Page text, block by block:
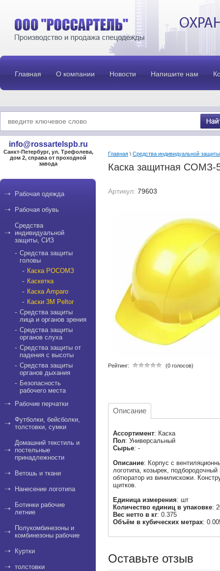
Главная О компании Новости Напишите нам
info@rossartelspb.ru
Санкт-Петербург, ул. Трефолева,
дом 2, справа от проходной
завода
Рабочая одежда
Рабочая обувь
Средства
индивидуальной
защиты, СИЗ
Средства защиты
головы
Каска РОСОМЗ
Каскетка
Каска Amparo
Каски 3М Peltor
Средства защиты
лица и органов зрения
Средства защиты
органов слуха
Средства защиты от
падения с высоты
Средства защиты
органов дыхания
Безопасность
рабочего места
Рабочие перчатки
Футболки, бейсболки,
толстовки, сумки
Домашний текстиль и
постельные
принадлежности
Ветошь и ткани
Нанесение логотипа
Ботинки рабочие
летние
Полукомбинезоны и
комбинезоны рабочие
Куртки
толстовки
Главная \ Средства индивидуальной
Каска защитная СОМЗ-
Артикул: 79603
Рейтинг: (0 голосов)
Описание
Ассортимент: Каска
Пол: Универсальный
Сырье: -
Описание: Корпус с
логотипа, козырек,
обтюратор из винилискожи.
щитков.
Единица измерения: шт
Количество единиц в упаковке:
Вес нетто в кг: 0.375
Объём в кубических метрах:
Оставьте отзыв